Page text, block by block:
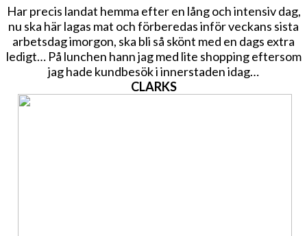
Har precis landat hemma efter en lång och intensiv dag,
nu ska här lagas mat och förberedas inför veckans sista
arbetsdag imorgon, ska bli så skönt med en dags extra
ledigt… På lunchen hann jag med lite shopping eftersom
jag hade kundbesök i innerstaden idag…
CLARKS